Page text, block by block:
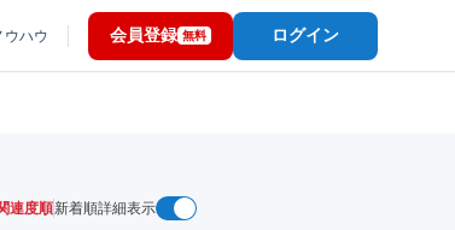
ウハウ 会員登録 無料 ログイン
連度順新着順詳細表示